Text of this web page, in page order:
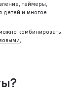
таймеры,
детей и многое
комбинировать
,